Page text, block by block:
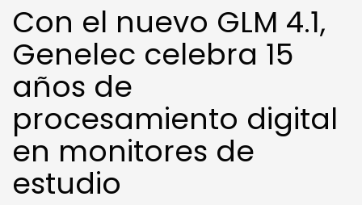
Con el nuevo GLM 4.1,
Genelec celebra 15
años de
procesamiento digital
en monitores de
estudio